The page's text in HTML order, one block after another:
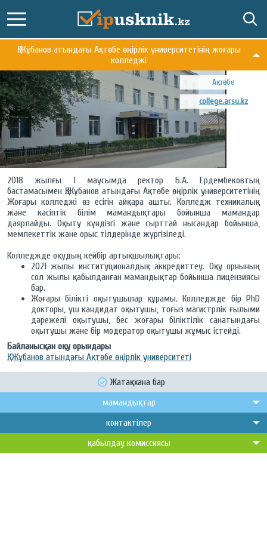
Қ.Жұбанов атындағы Ақтөбе өңірлік университетінің жоғары
колледжі
Ақтөбе
college.arsu.kz
2018 жылғы 1 маусымда ректор Б.А. Ердембековтың
бастамасымен Қ.Жұбанов атындағы Ақтөбе өңірлік университетінің
Жоғары колледжі өз есігін айқара ашты. Колледж техникалық
және кәсіптік білім мамандықтары бойынша мамандар
даярлайды. Оқыту күндізгі және сырттай нысандар бойынша,
мемлекеттік және орыс тілдерінде жүргізіледі.
Колледжде оқудың кейбір артықшылықтары:
2021 жылы институционалдық аккредиттеу. Оқу орнының
сол жылы қабылданған мамандықтар бойынша лицензиясы
бар.
Жоғары білікті оқытушылар құрамы. Колледжде бір PhD
докторы, үш кандидат оқытушы, тоғыз магистрлік ғылыми
дәрежелі оқытушы, бес жоғары біліктілік санатындағы
оқытушы және бір модератор оқытушы жұмыс істейді.
Байланысқан оқу орындары
Қ. Жұбанов атындағы Ақтөбе өңірлік университеті
Жатақхана бар
мамандықтар
контактілер
қабылдау комиссиясы